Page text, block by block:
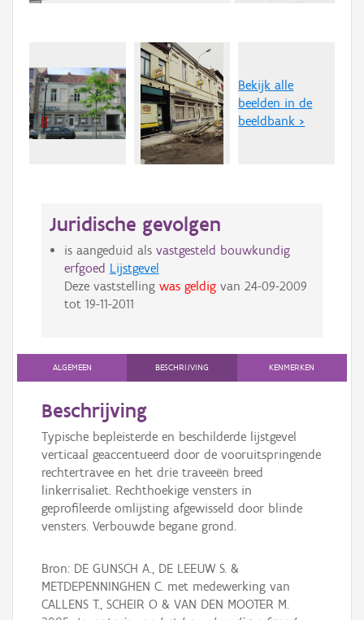
Bekijk alle
beelden in de
beeldbank >
Juridische gevolgen
is aangeduid als vastgesteld bouwkundig
erfgoed Lijstgevel
Deze vaststelling was geldigvan 24-09-2009
tot 19-11-2011
ALGEMEEN BESCHRIJVING KENMERKEN
Beschrijving
Typische bepleisterde en beschilderde lijstgevel
verticaal geaccentueerd door de vooruitspringende
rechtertravee en het drie traveeën breed
linkerrisaliet. Rechthoekige vensters in
geprofileerde omlijsting afgewisseld door blinde
vensters. Verbouwde begane grond.
Bron: DE GUNSCH A., DE LEEUW S. &
METDEPENNINGHEN C. met medewerking van
CALLENS T., SCHEIR O & VAN DEN MOOTER M.